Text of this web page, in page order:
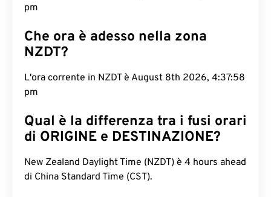
pm
Che ora è adesso nella zona
NZDT?
L'ora corrente in NZDT è August 8th 2026, 4:37:59
pm
Qual è la differenza tra i fusi orari
di ORIGINE e DESTINAZIONE?
New Zealand Daylight Time (NZDT) è 4 hours ahead
di China Standard Time (CST).